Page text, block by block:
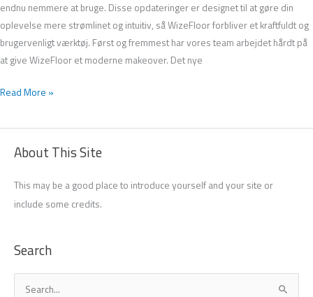
endnu nemmere at bruge. Disse opdateringer er designet til at gøre din
oplevelse mere strømlinet og intuitiv, så WizeFloor forbliver et kraftfuldt og
brugervenligt værktøj. Først og fremmest har vores team arbejdet hårdt på
at give WizeFloor et moderne makeover. Det nye
Read More »
About This Site
This may be a good place to introduce yourself and your site or
include some credits.
Search